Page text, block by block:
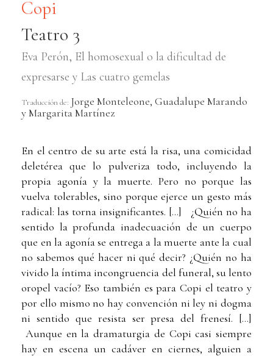
Copi
Teatro 3
Eva Perón, El homosexual o la dificultad de
expresarse y Las cuatro gemelas
Traducción de: Jorge Monteleone, Guadalupe Marando
y Margarita Martínez
En el centro de su arte está la risa, una comicidad
deletérea que lo pulveriza todo, incluyendo la
propia agonía y la muerte. Pero no porque las
vuelva tolerables, sino porque ejerce un gesto más
radical: las torna insignificantes. [...] ¿Quién no ha
sentido la profunda inadecuación de un cuerpo
que en la agonía se entrega a la muerte ante la cual
no sabemos qué hacer ni qué decir? ¿Quién no ha
vivido la íntima incongruencia del funeral, su lento
oropel vacío? Eso también es para Copi el teatro y
por ello mismo no hay convención ni ley ni dogma
ni sentido que resista ser presa del frenesí. [...]
Aunque en la dramaturgia de Copi casi siempre
hay en escena un cadáver en ciernes, alguien a